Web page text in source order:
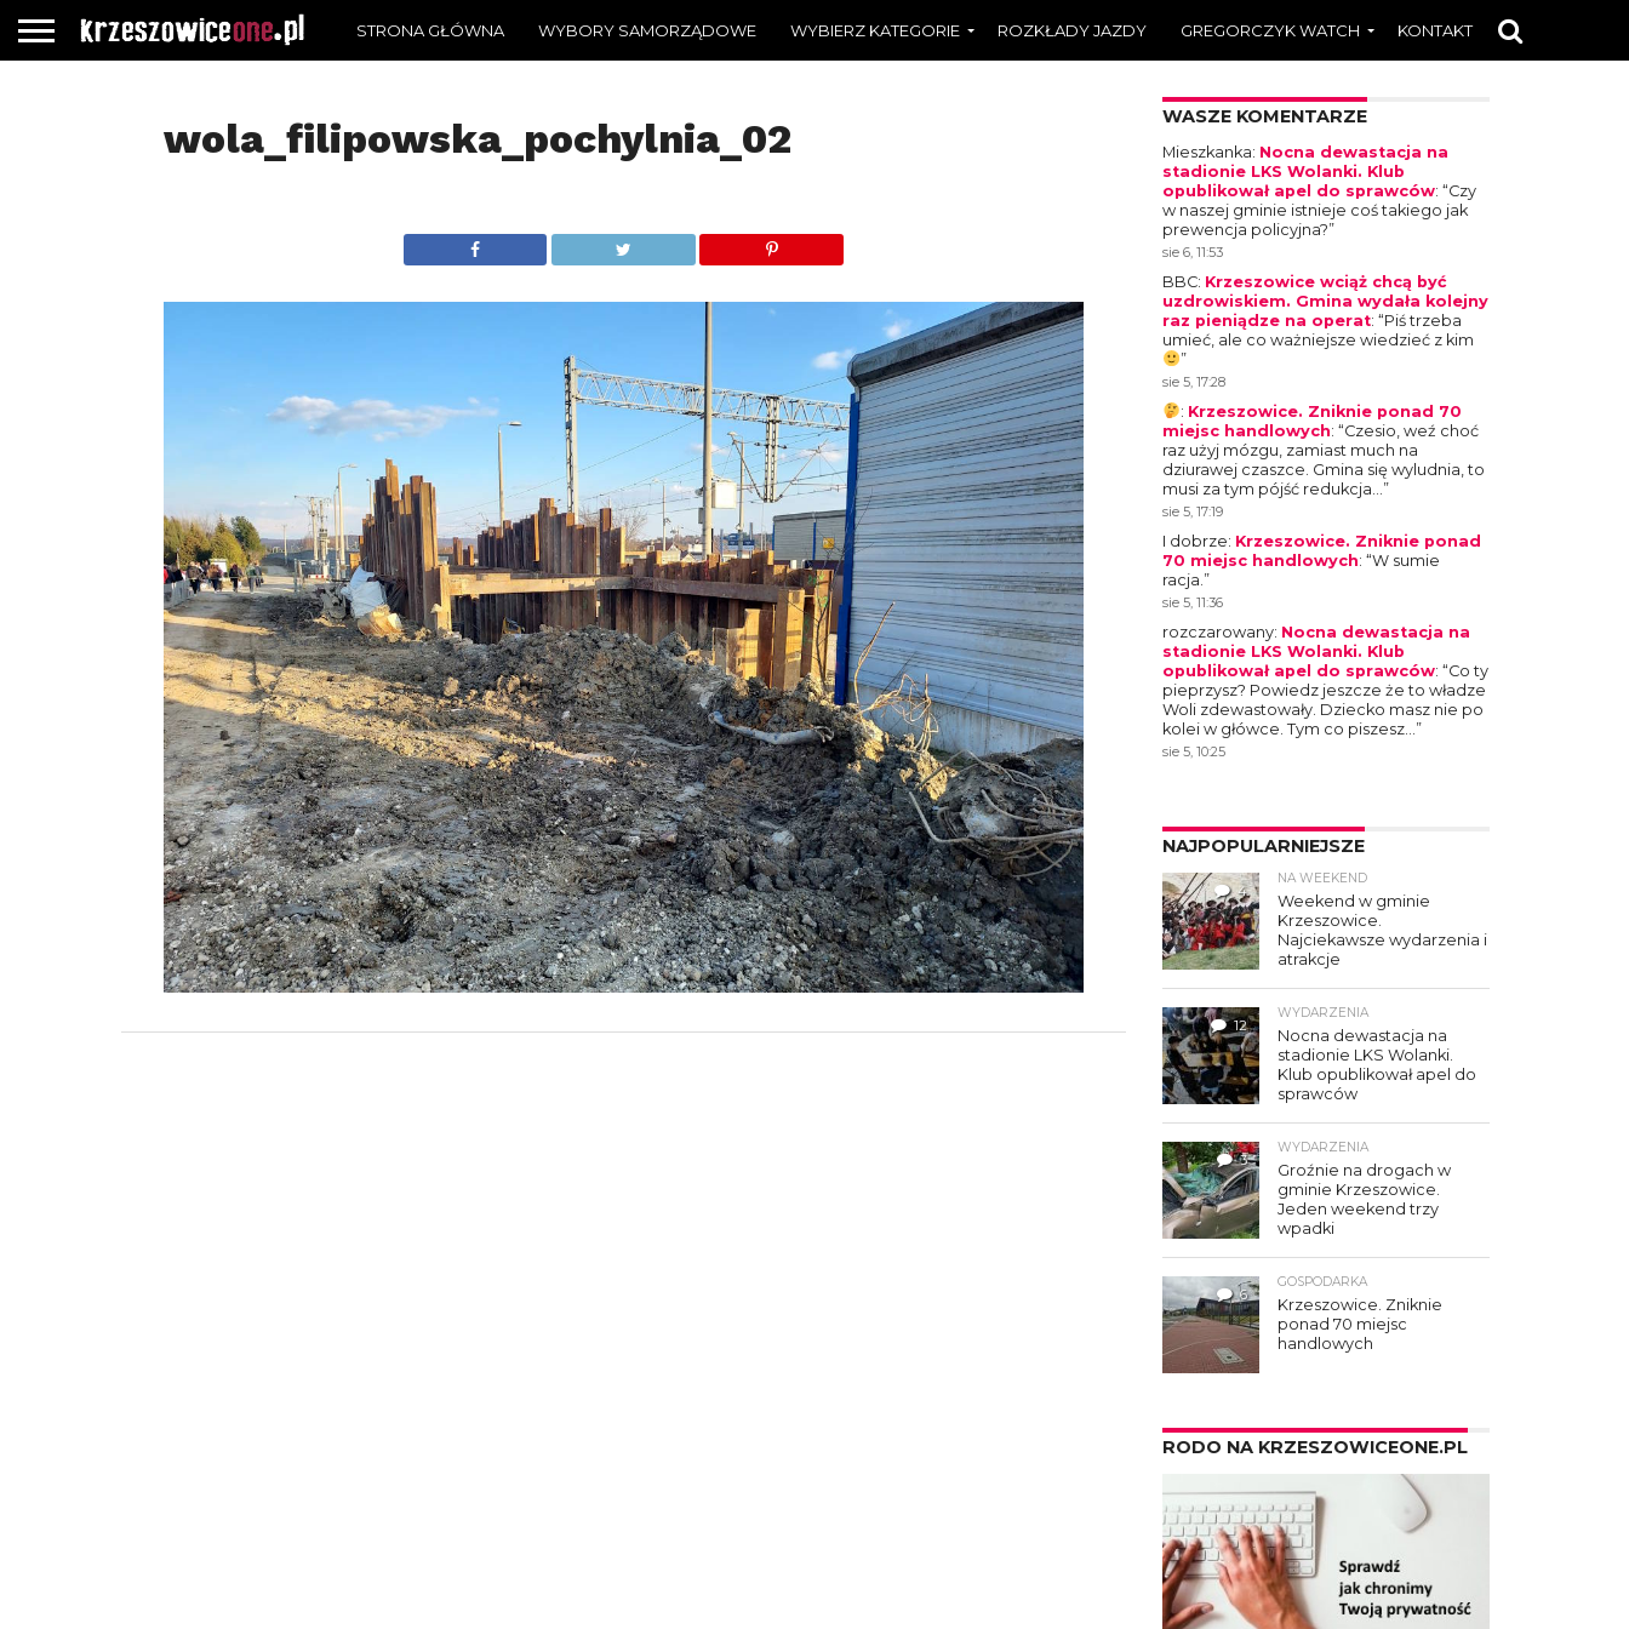
STRONA GŁÓWNA WYBORY SAMORZĄDOWE WYBIERZ KATEGORIE ROZKŁADY JAZDY GREGORCZYK WATCH KONTAKT
wola_filipowska_pochylnia_02 WASZE KOMENTARZE
Mieszkanka: Nocna dewastacja na
stadionie LKS Wolanki. Klub
opublikował apel do sprawców: “Czy
w naszej gminie istnieje coś takiego jak
prewencja policyjna?”
sie 6, 11:53
BBC: Krzeszowice wciąż chcą być
uzdrowiskiem. Gmina wydała kolejny
raz pieniądze na operat: “Piś trzeba
umieć, ale co ważniejsze wiedzieć z kim
”
sie 5, 17:28
: Krzeszowice. Zniknie ponad 70
miejsc handlowych: “Czesio, weź choć
raz użyj mózgu, zamiast much na
dziurawej czaszce. Gmina się wyludnia, to
musi za tym pójść redukcja…”
sie 5, 17:19
I dobrze: Krzeszowice. Zniknie ponad
70 miejsc handlowych: “W sumie
racja.”
sie 5, 11:36
rozczarowany: Nocna dewastacja na
stadionie LKS Wolanki. Klub
opublikował apel do sprawców: “Co ty
pieprzysz? Powiedz jeszcze że to władze
Woli zdewastowały. Dziecko masz nie po
kolei w główce. Tym co piszesz…”
sie 5, 10:25
NAJPOPULARNIEJSZE
4
NA WEEKEND
Weekend w gminie
Krzeszowice.
Najciekawsze wydarzenia i
atrakcje
12
WYDARZENIA
Nocna dewastacja na
stadionie LKS Wolanki.
Klub opublikował apel do
sprawców
3
WYDARZENIA
Groźnie na drogach w
gminie Krzeszowice.
Jeden weekend trzy
wpadki
6
GOSPODARKA
Krzeszowice. Zniknie
ponad 70 miejsc
handlowych
RODO NA KRZESZOWICEONE.PL